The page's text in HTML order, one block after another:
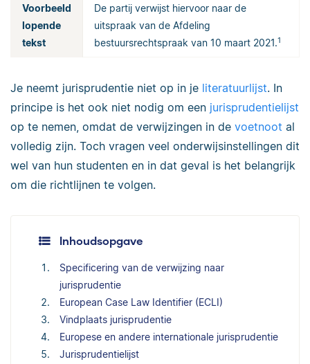
Voorbeeld
lopende
tekst
De partij verwijst hiervoor naar de
uitspraak van de Afdeling
bestuursrechtspraak van 10 maart 2021.1
Je neemt jurisprudentie niet op in je literatuurlijst. In
principe is het ook niet nodig om een jurisprudentielijst
op te nemen, omdat de verwijzingen in de voetnoot al
volledig zijn. Toch vragen veel onderwijsinstellingen dit
wel van hun studenten en in dat geval is het belangrijk
om die richtlijnen te volgen.
Inhoudsopgave
Specificering van de verwijzing naar
jurisprudentie
European Case Law Identifier (ECLI)
Vindplaats jurisprudentie
Europese en andere internationale jurisprudentie
Jurisprudentielijst